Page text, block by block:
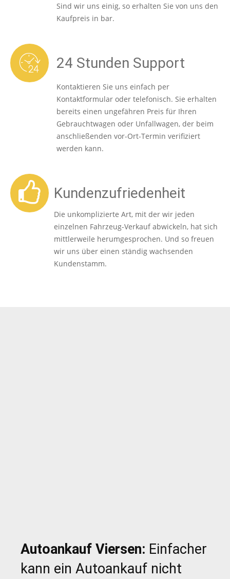
Sind wir uns einig, so erhalten Sie von uns den
Kaufpreis in bar.
24 Stunden Support
Kontaktieren Sie uns einfach per
Kontaktformular oder telefonisch. Sie erhalten
bereits einen ungefähren Preis für Ihren
Gebrauchtwagen oder Unfallwagen, der beim
anschließenden vor-Ort-Termin verifiziert
werden kann.
Kundenzufriedenheit
Die unkomplizierte Art, mit der wir jeden
einzelnen Fahrzeug-Verkauf abwickeln, hat sich
mittlerweile herumgesprochen. Und so freuen
wir uns über einen ständig wachsenden
Kundenstamm.
Autoankauf Viersen: Einfacher
kann ein Autoankauf nicht